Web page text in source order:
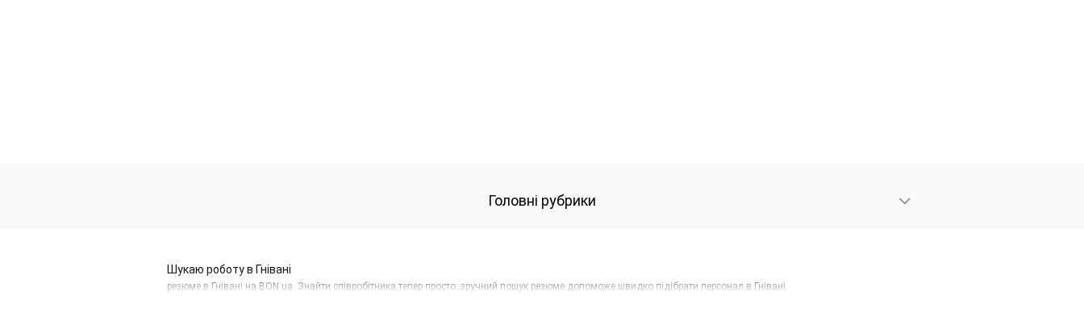
Головні рубрики
Шукаю роботу в Гнівані
резюме в Гнівані на BON.ua. Знайти співробітника тепер просто: зручний пошук резюме допоможе швидко підібрати персонал в Гнівані.